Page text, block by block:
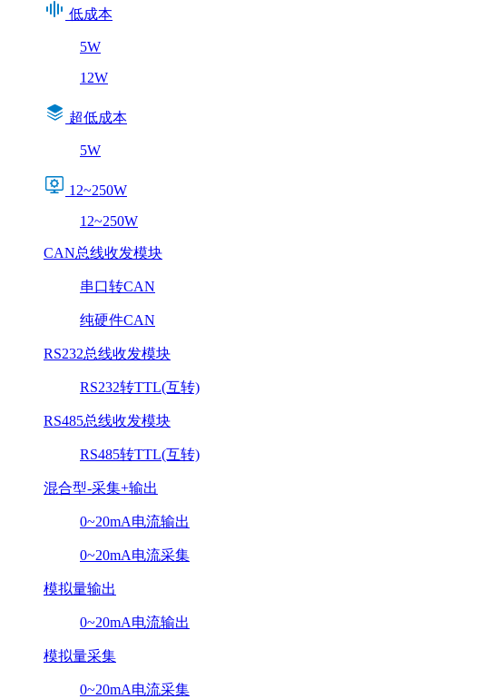
低成本
5W
12W
超低成本
5W
12~250W
12~250W
CAN总线收发模块
串口转CAN
纯硬件CAN
RS232总线收发模块
RS232转TTL(互转)
RS485总线收发模块
RS485转TTL(互转)
混合型-采集+输出
0~20mA电流输出
0~20mA电流采集
模拟量输出
0~20mA电流输出
模拟量采集
0~20mA电流采集